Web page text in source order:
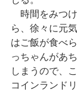
時間をみつ
ら、徐々に元
はご飯が食べ
っちゃんがあ
しまうので、
コインランド